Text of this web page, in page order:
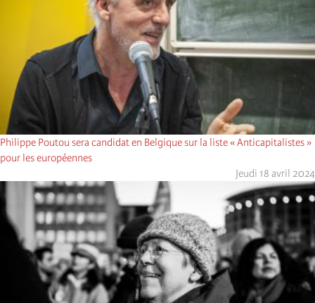
Philippe Poutou sera candidat en Belgique sur la liste « Anticapitalistes »
pour les européennes
Jeudi 18 avril 2024